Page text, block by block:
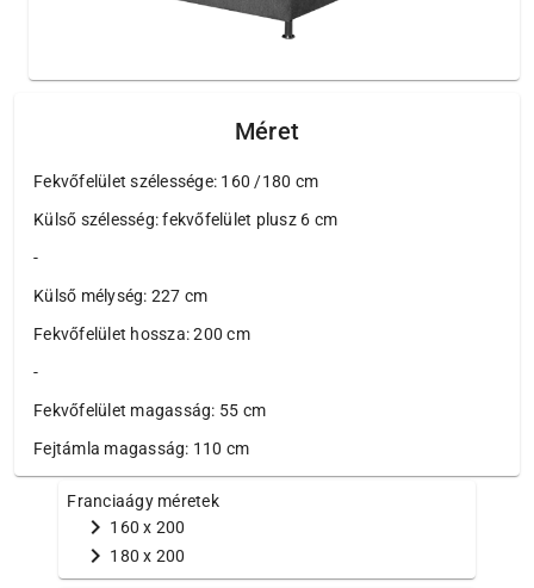
Méret
Fekvőfelület szélessége: 160 /180 cm
Külső szélesség: fekvőfelület plusz 6 cm
-
Külső mélység: 227 cm
Fekvőfelület hossza: 200 cm
-
Fekvőfelület magasság: 55 cm
Fejtámla magasság: 110 cm
Franciaágy méretek
chevron_right 160 x 200
chevron_right 180 x 200